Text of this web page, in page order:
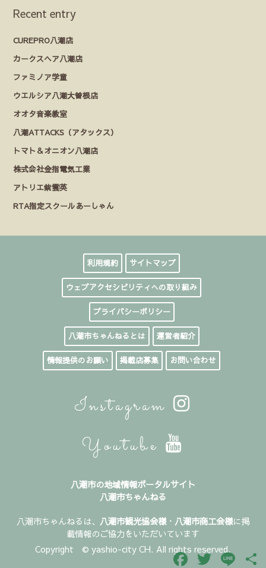
Recent entry
CUREPRO八潮店
カークスヘア八潮店
ファミノア学童
ウエルシア八潮大曽根店
オオタ音楽教室
八潮ATTACKS（アタックス）
トマト＆オニオン八潮店
株式会社金指電気工業
アトリエ紫雲英
RTA指定スクールあーしゃん
利用規約 サイトマップ
ウェブアクセシビリティへの取り組み
プライバシーポリシー
八潮市ちゃんねるとは 運営者紹介
情報提供のお願い 掲載店募集 お問い合わせ
Instagram
Youtube
八潮市の地域情報ポータルサイト
八潮市ちゃんねる
八潮市ちゃんねるは、 八潮市観光協会様・ 八潮市商工会様に掲
載情報のご協力をいただいています
Copyright © yashio-city CH. All rights reserved.
Facebook
TwitterLine